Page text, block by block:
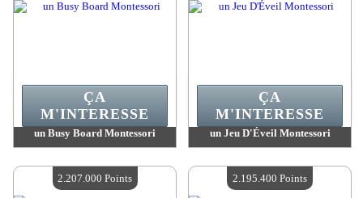
un Busy Board Montessori
Quantité Disponible :4
ÇA
M'INTERESSE
un Jeu D'Éveil Montessori
Quantité Disponible :4
ÇA
M'INTERESSE
2.207.000 Points 2.195.400 Points